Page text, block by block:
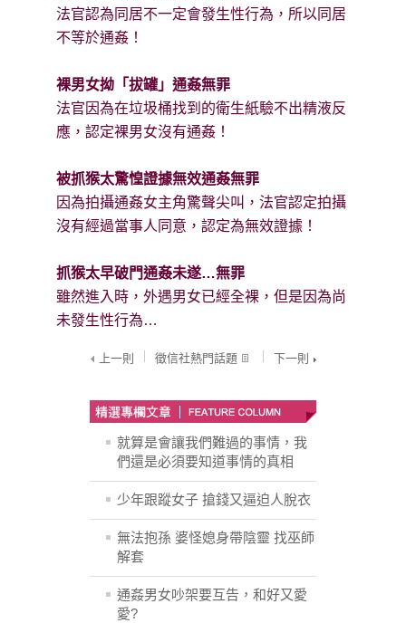
法官認為同居不一定會發生性行為，所以同居
不等於通姦！
裸男女拗「拔罐」通姦無罪
法官因為在垃圾桶找到的衛生紙驗不出精液反
應，認定裸男女沒有通姦！
被抓猴太驚惶證據無效通姦無罪
因為拍攝通姦女主角驚聲尖叫，法官認定拍攝
沒有經過當事人同意，認定為無效證據！
抓猴太早破門通姦未遂…無罪
雖然進入時，外遇男女已經全裸，但是因為尚
未發生性行為…
上一則 徵信社熱門話題 下一則
就算是會讓我們難過的事情，我
們還是必須要知道事情的真相
少年跟蹤女子 搶錢又逼迫人脫衣
無法抱孫 婆怪媳身帶陰靈 找巫師
解套
通姦男女吵架要互告，和好又愛
愛?